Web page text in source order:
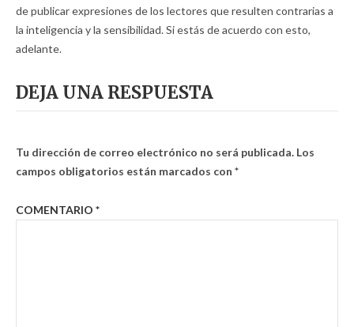
de publicar expresiones de los lectores que resulten contrarias a
la inteligencia y la sensibilidad. Si estás de acuerdo con esto,
adelante.
DEJA UNA RESPUESTA
Tu dirección de correo electrónico no será publicada. Los
campos obligatorios están marcados con *
COMENTARIO *